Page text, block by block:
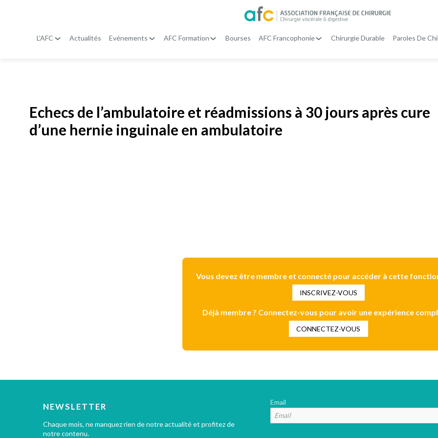
L'AFC Actualités Evénements AFC Formation Bourses AFC Francophonie Chirurgie Durable Paroles De
Echecs de l’ambulatoire et réadmissions à 30 jours après cure
d’une hernie inguinale en ambulatoire
Vous devez être membre et connecté pour accéder à cette
INSCRIVEZ-VOUS
Déjà membre ? Connectez-vous pour avoir une expérience
CONNECTEZ-VOUS
NEWSLETTER
Chaque mois, ne manquez rien de notre actualité et profitez de
notre contenu.
Email